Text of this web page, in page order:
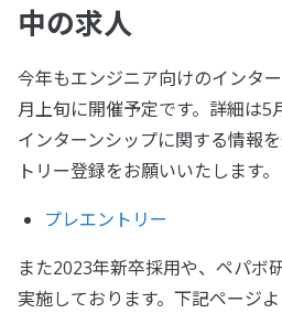
中の求人
今年もエンジニア向けのインタ
月上旬に開催予定です。詳細は5
インターンシップに関する情報
トリー登録をお願いいたします。
プレエントリー
また2023年新卒採用や、ペパボ
実施しております。下記ページ